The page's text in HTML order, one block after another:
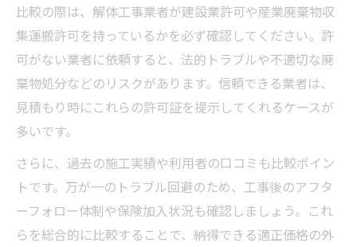
比較の際は、解体工事業者が建設業許可や産業廃棄物収
集運搬許可を持っているかを必ず確認してください。許
可がない業者に依頼すると、法的トラブルや不適切な廃
棄物処分などのリスクがあります。信頼できる業者は、
見積もり時にこれらの許可証を提示してくれるケースが
多いです。
さらに、過去の施工実績や利用者の口コミも比較ポイン
トです。万が一のトラブル回避のため、工事後のアフタ
ーフォロー体制や保険加入状況も確認しましょう。これ
らを総合的に比較することで、納得できる適正価格の外